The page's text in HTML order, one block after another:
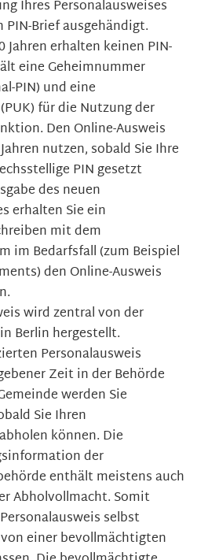
Ihres Personalausweises
PIN-Briefausgehändigt.
Jahren erhalten keinen PIN-
eine Geheimnummer
-PIN) undeine
für die Nutzung der
Den Online-Ausweis
nutzen, sobald Sie Ihre
PIN gesetzt
des neuen
erhalten Sie ein
mit dem
im Bedarfsfall (zum Beispiel
den Online-Ausweis
.
wird zentral von der
Berlin hergestellt.
Personalausweis
Zeit in der Behörde
werden Sie
Sie Ihren
können. Die
der
enthält meistens auch
Abholvollmacht. Somit
selbst
einer bevollmächtigten